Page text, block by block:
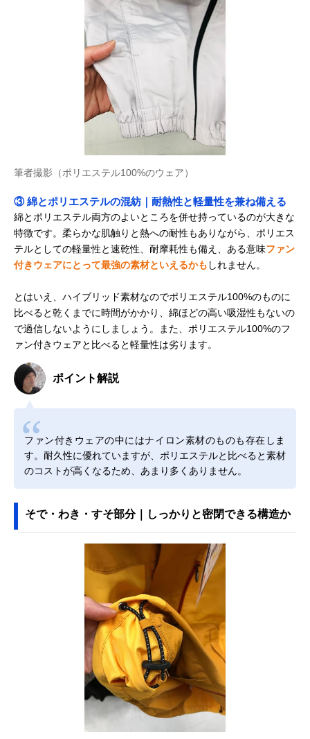
筆者撮影（ポリエステル100%のウェア）
③ 綿とポリエステルの混紡｜耐熱性と軽量性を兼ね備える
綿とポリエステル両方のよいところを併せ持っているのが大きな
特徴です。柔らかな肌触りと熱への耐性もありながら、ポリエス
テルとしての軽量性と速乾性、耐摩耗性も備え、ある意味ファン
付きウェアにとって最強の素材といえるかも しれません。
とはいえ、ハイブリッド素材なのでポリエステル100%のものに
比べると乾くまでに時間がかかり、綿ほどの高い吸湿性もないの
で過信しないようにしましょう。また、ポリエステル100%のフ
ァン付きウェアと比べると軽量性は劣ります。
ポイント解説
ファン付きウェアの中にはナイロン素材のものも存在しま
す。耐久性に優れていますが、ポリエステルと比べると素材
のコストが高くなるため、あまり多くありません。
そで・わき・すそ部分｜しっかりと密閉できる構造か